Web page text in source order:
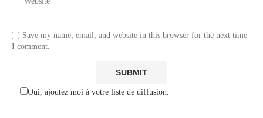
Save my name, email, and website in this browser for the next time
I comment.
Oui, ajoutez moi à votre liste de diffusion.